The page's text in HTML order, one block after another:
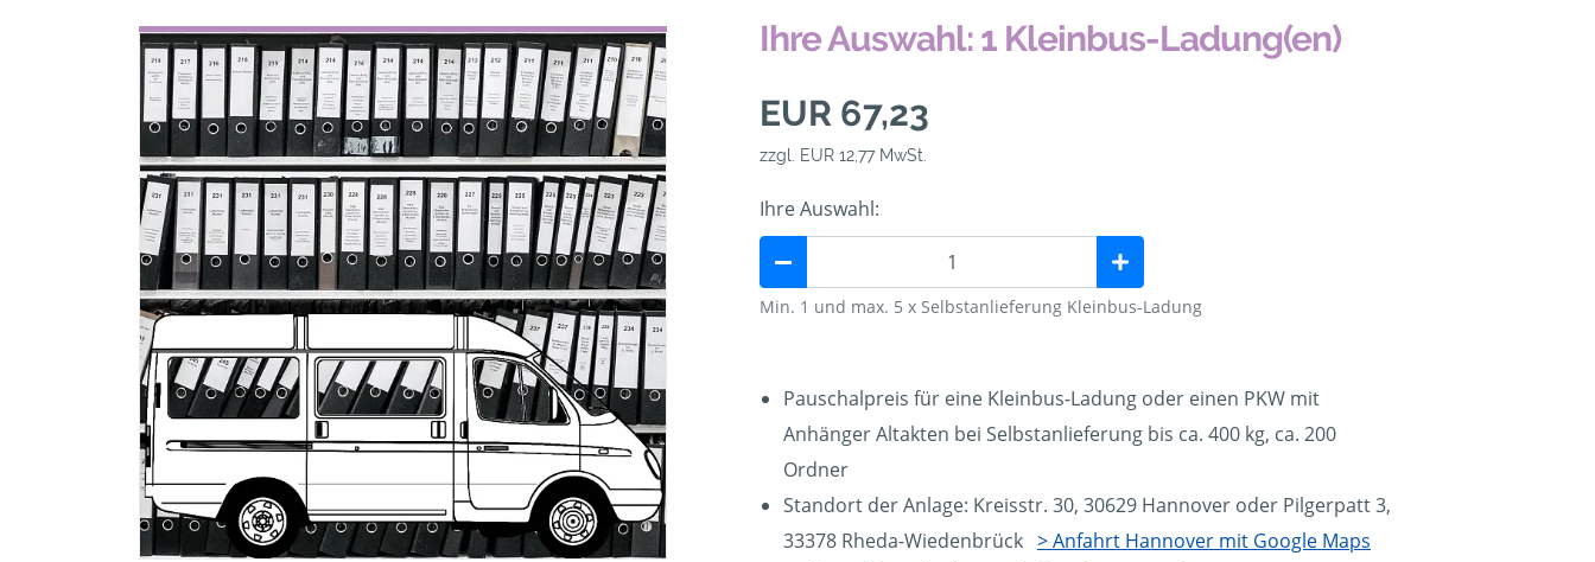
Ihre Auswahl: 1 Kleinbus-Ladung(en)
EUR 67,23
zzgl. EUR 12,77 MwSt.
Ihre Auswahl:
Min. 1 und max. 5 x Selbstanlieferung Kleinbus-Ladung
Pauschalpreis für eine Kleinbus-Ladung oder einen PKW mit
Anhänger Altakten bei Selbstanlieferung bis ca. 400 kg, ca. 200
Ordner
Standort der Anlage: Kreisstr. 30, 30629 Hannover oder Pilgerpatt 3,
33378 Rheda-Wiedenbrück > Anfahrt Hannover mit Google Maps